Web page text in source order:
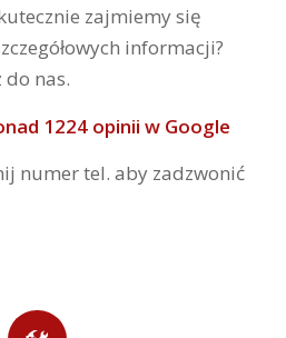
zajmiemy się
informacji?
nas.
1224 opinii w Google
numer tel. aby zadzwonić